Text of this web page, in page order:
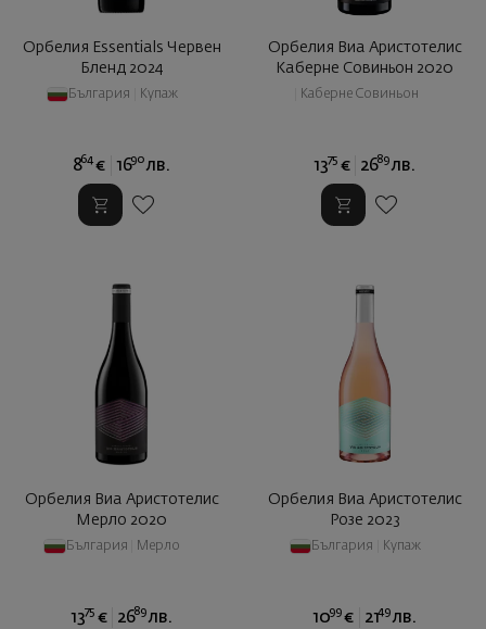
Орбелия Essentials Червен
Бленд 2024
България Купаж
864 € 1690 лв.
Орбелия Виа Аристотелис
Каберне Совиньон 2020
Каберне Совиньон
1375 € 2689 лв.
Орбелия Виа Аристотелис
Мерло 2020
България Мерло
1375 € 2689 лв.
Орбелия Виа Аристотелис
Розе 2023
България Купаж
1099 € 2149 лв.